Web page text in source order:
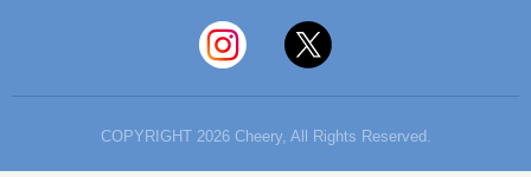
COPYRIGHT 2026 Cheery, All Rights Reserved.